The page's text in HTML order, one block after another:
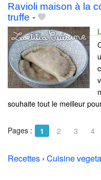
Ravioli maison à la
truffe -
souhaite tout le meilleur
Pages : 1 2 3 4
Recettes › Cuisine